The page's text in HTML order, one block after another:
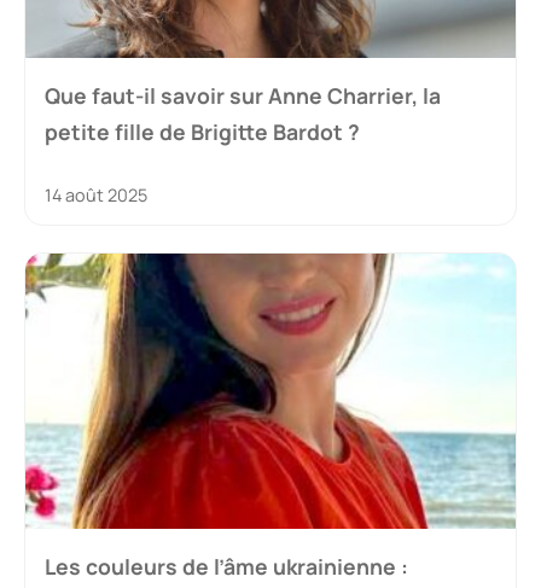
Que faut-il savoir sur Anne Charrier, la
petite fille de Brigitte Bardot ?
14 août 2025
Les couleurs de l’âme ukrainienne :